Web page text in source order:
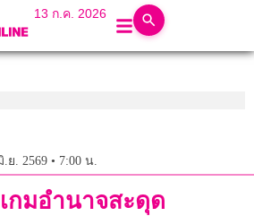
13 ก.ค. 2026
.ย. 2569 • 7:00 น.
กมอำนาจสะดุด